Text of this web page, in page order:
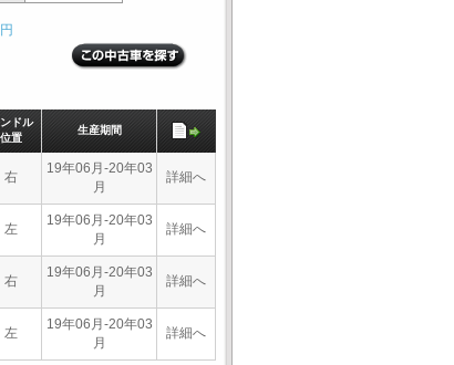
ドル
位置
生産期間
右
19年06月-20年03
月
詳細へ
左
19年06月-20年03
月
詳細へ
右
19年06月-20年03
月
詳細へ
左
19年06月-20年03
月
詳細へ